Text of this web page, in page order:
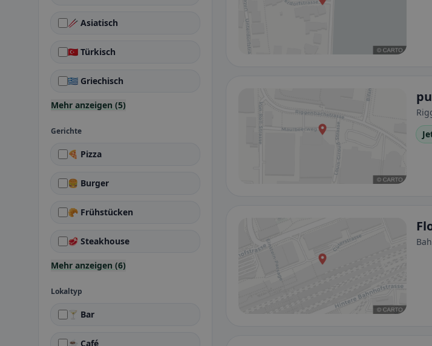
🥢 Asiatisch
🇹🇷 Türkisch
🇬🇷 Griechisch
Mehr anzeigen (5)
Gerichte
🍕 Pizza
🍔 Burger
🥐 Frühstücken
🥩 Steakhouse
Mehr anzeigen (6)
Lokaltyp
🍸 Bar
☕ Café